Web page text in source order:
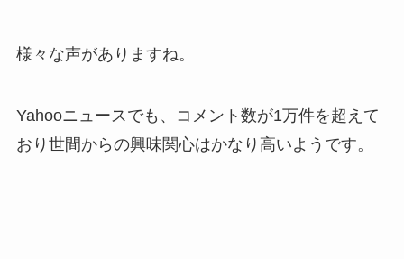
様々な声がありますね。
Yahooニュースでも、コメント数が1万件を超えて
おり世間からの興味関心はかなり高いようです。